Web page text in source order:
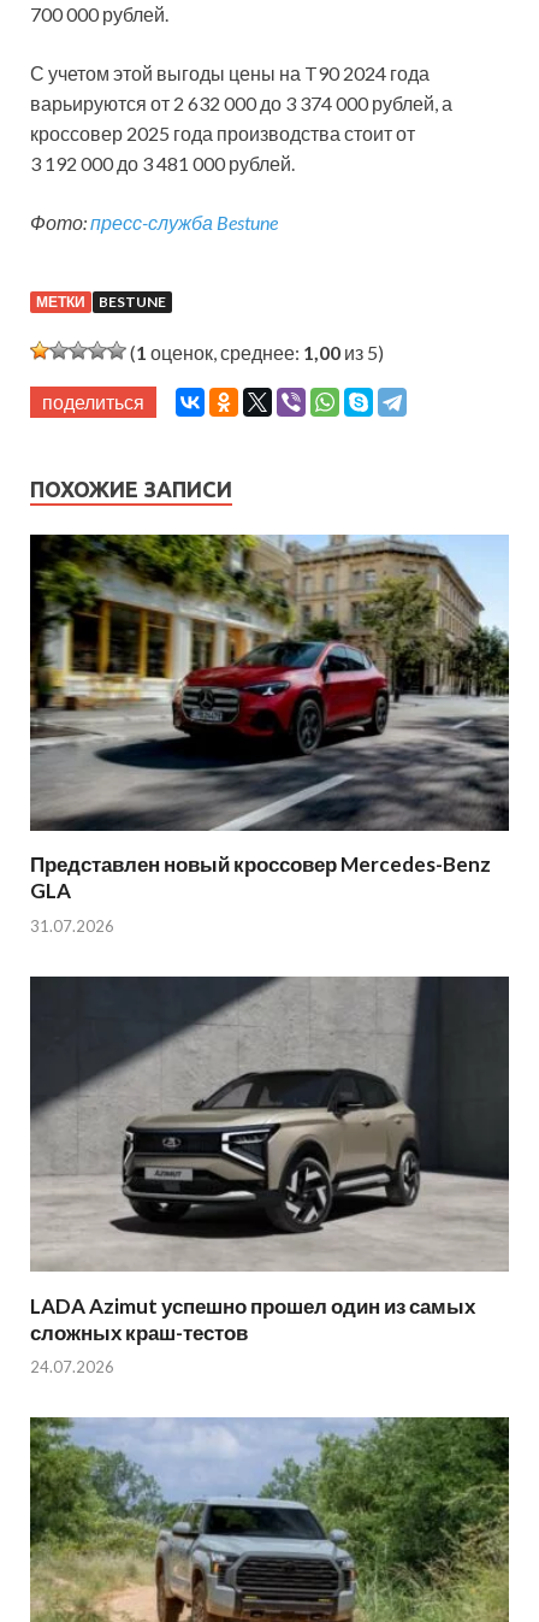
700 000 рублей.
С учетом этой выгоды цены на T90 2024 года
варьируются от 2 632 000 до 3 374 000 рублей, а
кроссовер 2025 года производства стоит от
3 192 000 до 3 481 000 рублей.
Фото:пресс-служба Bestune
МЕТКИ BESTUNE
(1 оценок, среднее: 1,00 из 5)
поделиться
ПОХОЖИЕ ЗАПИСИ
Представлен новый кроссовер Mercedes-Benz
GLA
31.07.2026
LADA Azimut успешно прошел один из самых
сложных краш-тестов
24.07.2026